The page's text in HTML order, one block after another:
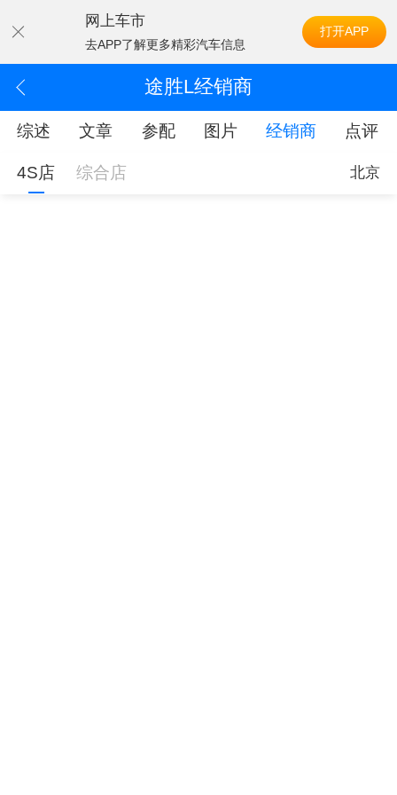
网上车市
去APP了解更多精彩汽车信息
打开APP
途胜L经销商
综述 文章 参配 图片 经销商 点评
4S店 综合店 北京